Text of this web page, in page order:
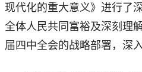
现代化的重大意义》进行了
全体人民共同富裕及深刻理
届四中全会的战略部署，深